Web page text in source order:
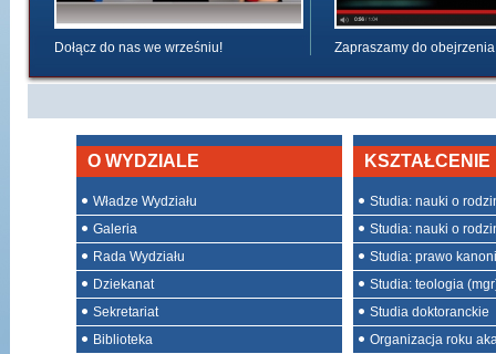
Dołącz do nas we wrześniu! Zapraszamy do obejrzenia
O WYDZIALE
Władze Wydziału
Galeria
Rada Wydziału
Dziekanat
Sekretariat
Biblioteka
KSZTAŁCENIE
Studia: nauki o
Studia: nauki o
Studia: prawo
Studia: teologia
Studia doktoranckie
Organizacja roku